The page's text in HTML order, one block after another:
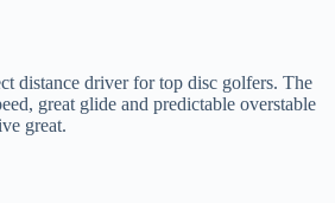
distance driver for top disc golfers. The
great glide and predictable overstable
great.